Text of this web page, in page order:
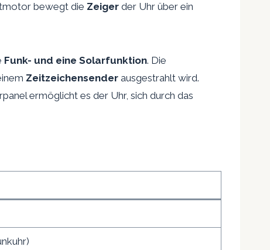
bewegt die Zeiger der Uhr über ein
Funk- und eine Solarfunktion. Die
Zeitzeichensender ausgestrahlt wird.
ermöglicht es der Uhr, sich durch das